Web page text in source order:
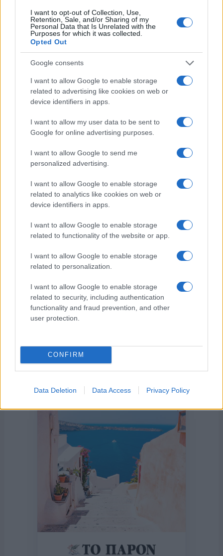
I want to opt-out of Collection, Use,
Retention, Sale, and/or Sharing of my
Personal Data that Is Unrelated with the
Purposes for which it was collected.
Opted Out
Google consents
I want to allow Google to enable storage
related to advertising like cookies on web or
device identifiers in apps.
I want to allow my user data to be sent to
Google for online advertising purposes.
I want to allow Google to send me
personalized advertising.
I want to allow Google to enable storage
related to analytics like cookies on web or
device identifiers in apps.
I want to allow Google to enable storage
related to functionality of the website or app.
I want to allow Google to enable storage
related to personalization.
I want to allow Google to enable storage
related to security, including authentication
functionality and fraud prevention, and other
user protection.
CONFIRM
Data Deletion Data Access Privacy Policy